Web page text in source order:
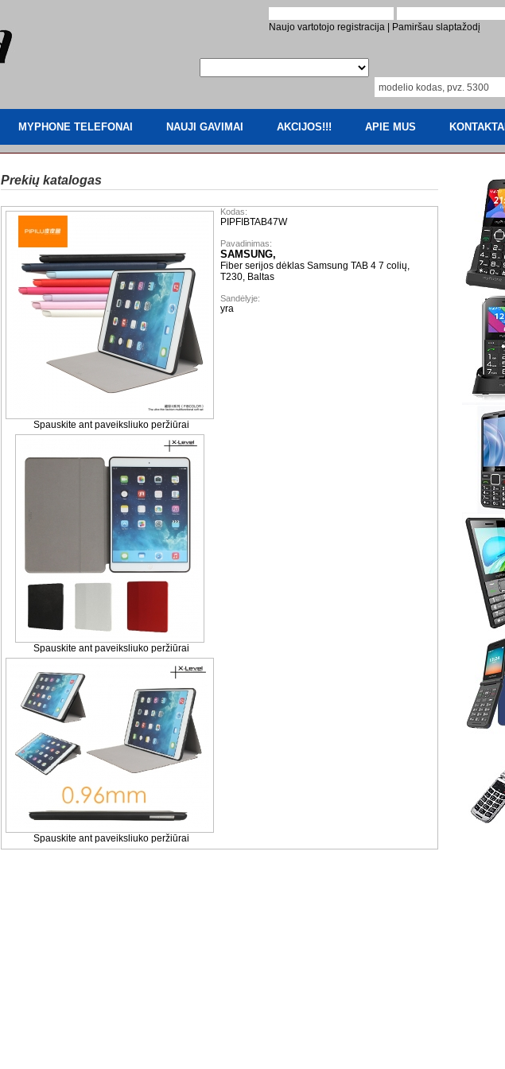
Naujo vartotojo registracija Pamiršau slaptažodį
MYPHONE TELEFONAI NAUJI GAVIMAI AKCIJOS!!! APIE MUS KONTAKTAI
Prekių katalogas
Spauskite ant paveiksliuko peržiūrai
Spauskite ant paveiksliuko peržiūrai
Spauskite ant paveiksliuko peržiūrai
Kodas:
PIPFIBTAB47W
Pavadinimas:
SAMSUNG,
Fiber serijos dėklas Samsung TAB 4 7 colių,
T230, Baltas
Sandėlyje:
yra